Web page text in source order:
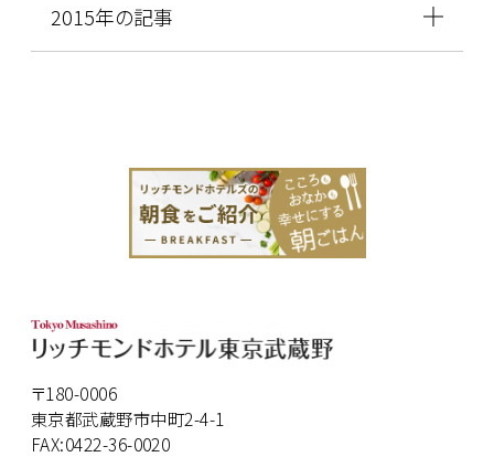
2015年の記事
〒180-0006
東京都武蔵野市中町2-4-1
FAX:0422-36-0020